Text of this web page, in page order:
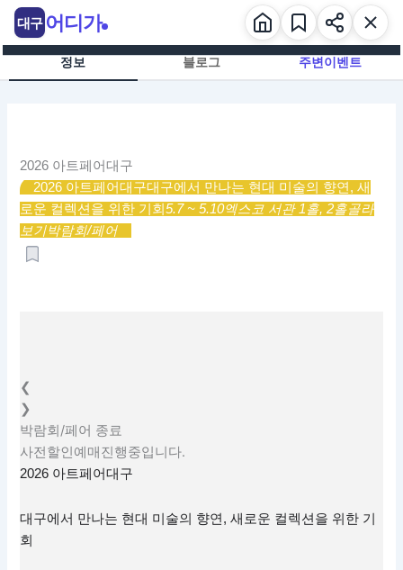
츠
정보 블로그 주변이벤트
2026 아트페어대구
2026 아트페어대구대구에서 만나는 현대 미술의 향연, 새
로운 컬렉션을 위한 기회5.7 ~ 5.10엑스코 서관 1홀, 2홀골라
보기박람회/페어
❮
❯
박람회/페어 종료
사전할인예매진행중입니다.
2026 아트페어대구
대구에서 만나는 현대 미술의 향연, 새로운 컬렉션을 위한 기
회
대구 어디가